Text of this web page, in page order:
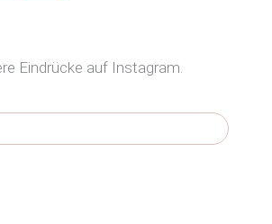
a
p
Eindrücke auf Instagram.